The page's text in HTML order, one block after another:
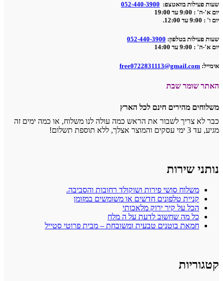
פעילות בוואטצפ:052-440-3900
9:00 עד 19:00
12:00.
פעילות בטלפון:052-440-3900
9:00 עד 14:00
free0722831113@gmail.com
שומר שבת
מהירים חינם לכל הארץ
לא צריך לשבור את הראש כמה עולה לנו משלוח, או כמה ימים זה
והמוצר אצלך, ללא תוספת תשלום!
שירות
משלוח סושי פירות ושוקולד רחובות והסביבה.
קניית טלפונים חדשים או משומשים במזומן
הכל על קיר ירוק מלאכותי
כל מה שחשוב לדעת על ה מלח
חמאת בוטנים טבעית ומשובחת – מבית פרוטי סטייל